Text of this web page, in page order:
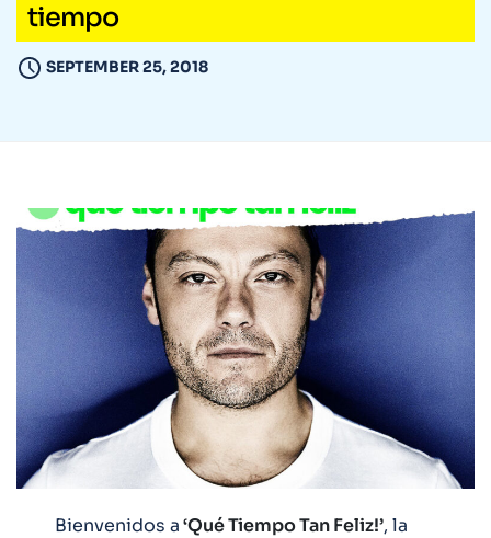
tiempo
SEPTEMBER 25, 2018
Bienvenidos a‘Qué Tiempo Tan Feliz!’, la